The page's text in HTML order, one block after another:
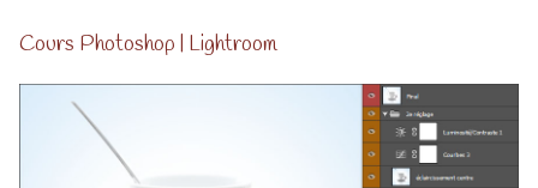
Cours Photoshop | Lightroom